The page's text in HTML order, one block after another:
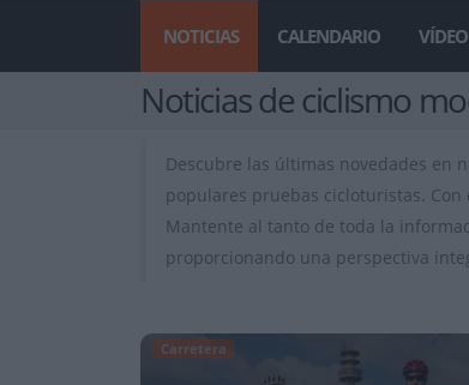
NOTICIAS CALENDARIO VÍDEO
Noticias de ciclismo
Descubre las últimas novedades en
populares pruebas cicloturistas. Con
Mantente al tanto de toda la
proporcionando una perspectiva
Carretera